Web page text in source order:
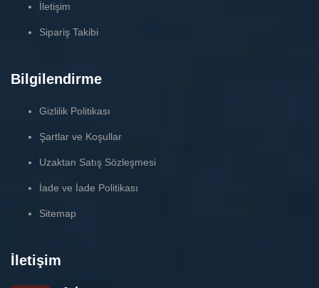
İletişim
Sipariş Takibi
Bilgilendirme
Gizlilik Politikası
Şartlar ve Koşullar
Uzaktan Satış Sözleşmesi
İade ve İade Politikası
Sitemap
İletişim